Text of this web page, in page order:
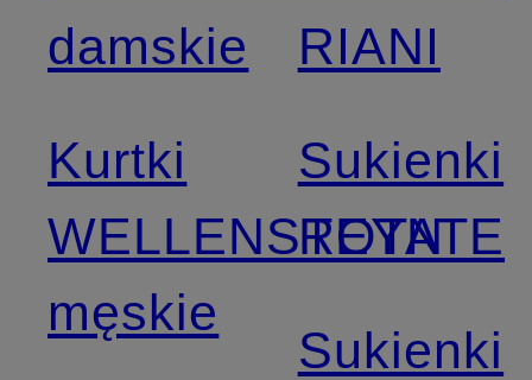
damskie
Kurtki
WELLENSTEYN
męskie
RIANI
Sukienki
ROTATE
Sukienki